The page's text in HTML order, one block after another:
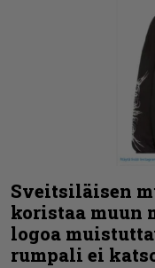
Sveitsiläisen
koristaa muun
logoa
rumpali ei